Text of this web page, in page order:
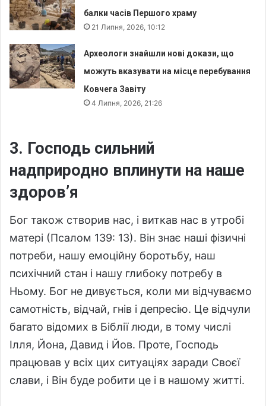
балки часів Першого храму
21 Липня, 2026, 10:12
Археологи знайшли нові докази, що
можуть вказувати на місце перебування
Ковчега Завіту
4 Липня, 2026, 21:26
3. Господь сильний
надприродно вплинути на наше
здоров’я
Бог також створив нас, і виткав нас в утробі
матері (Псалом 139: 13). Він знає наші фізичні
потреби, нашу емоційну боротьбу, наш
психічний стан і нашу глибоку потребу в
Ньому. Бог не дивується, коли ми відчуваємо
самотність, відчай, гнів і депресію. Це відчули
багато відомих в Біблії люди, в тому числі
Ілля, Йона, Давид і Йов. Проте, Господь
працював у всіх цих ситуаціях заради Своєї
слави, і Він буде робити це і в нашому житті.